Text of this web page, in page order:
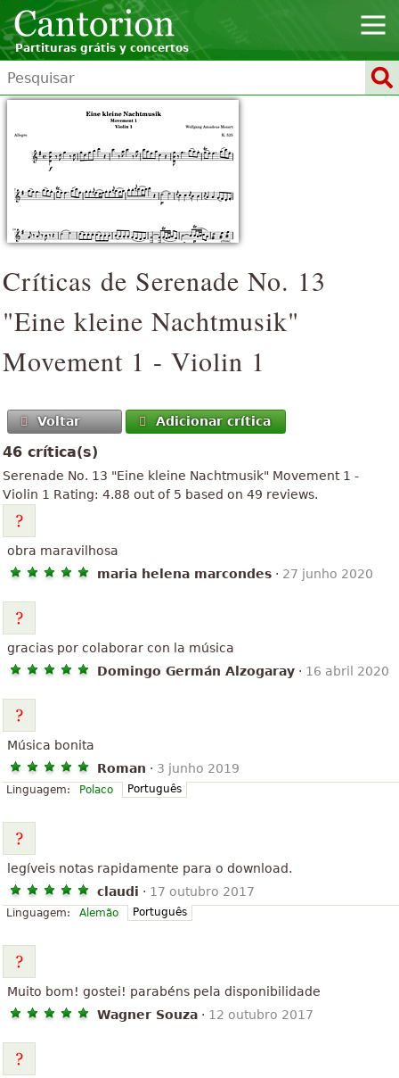
Partituras grátis y concertos
Críticas de Serenade No. 13
"Eine kleine Nachtmusik"
Movement 1 - Violin 1
Voltar Adicionar crítica
46 crítica(s)
Serenade No. 13 "Eine kleine Nachtmusik" Movement 1 -
Violin 1 Rating: 4.88 out of 5 based on 49 reviews.
obra maravilhosa
maria helena marcondes · 27 junho 2020
gracias por colaborar con la música
Domingo Germán Alzogaray · 16 abril 2020
Música bonita
Roman · 3 junho 2019
Linguagem: Polaco Português
legíveis notas rapidamente para o download.
claudi · 17 outubro 2017
Linguagem: Alemão Português
Muito bom! gostei! parabéns pela disponibilidade
Wagner Souza · 12 outubro 2017